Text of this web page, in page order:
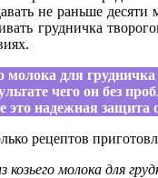
не раньше
грудничка
молока для
чего он без
это надежная защита
рецептов
козьего молока для